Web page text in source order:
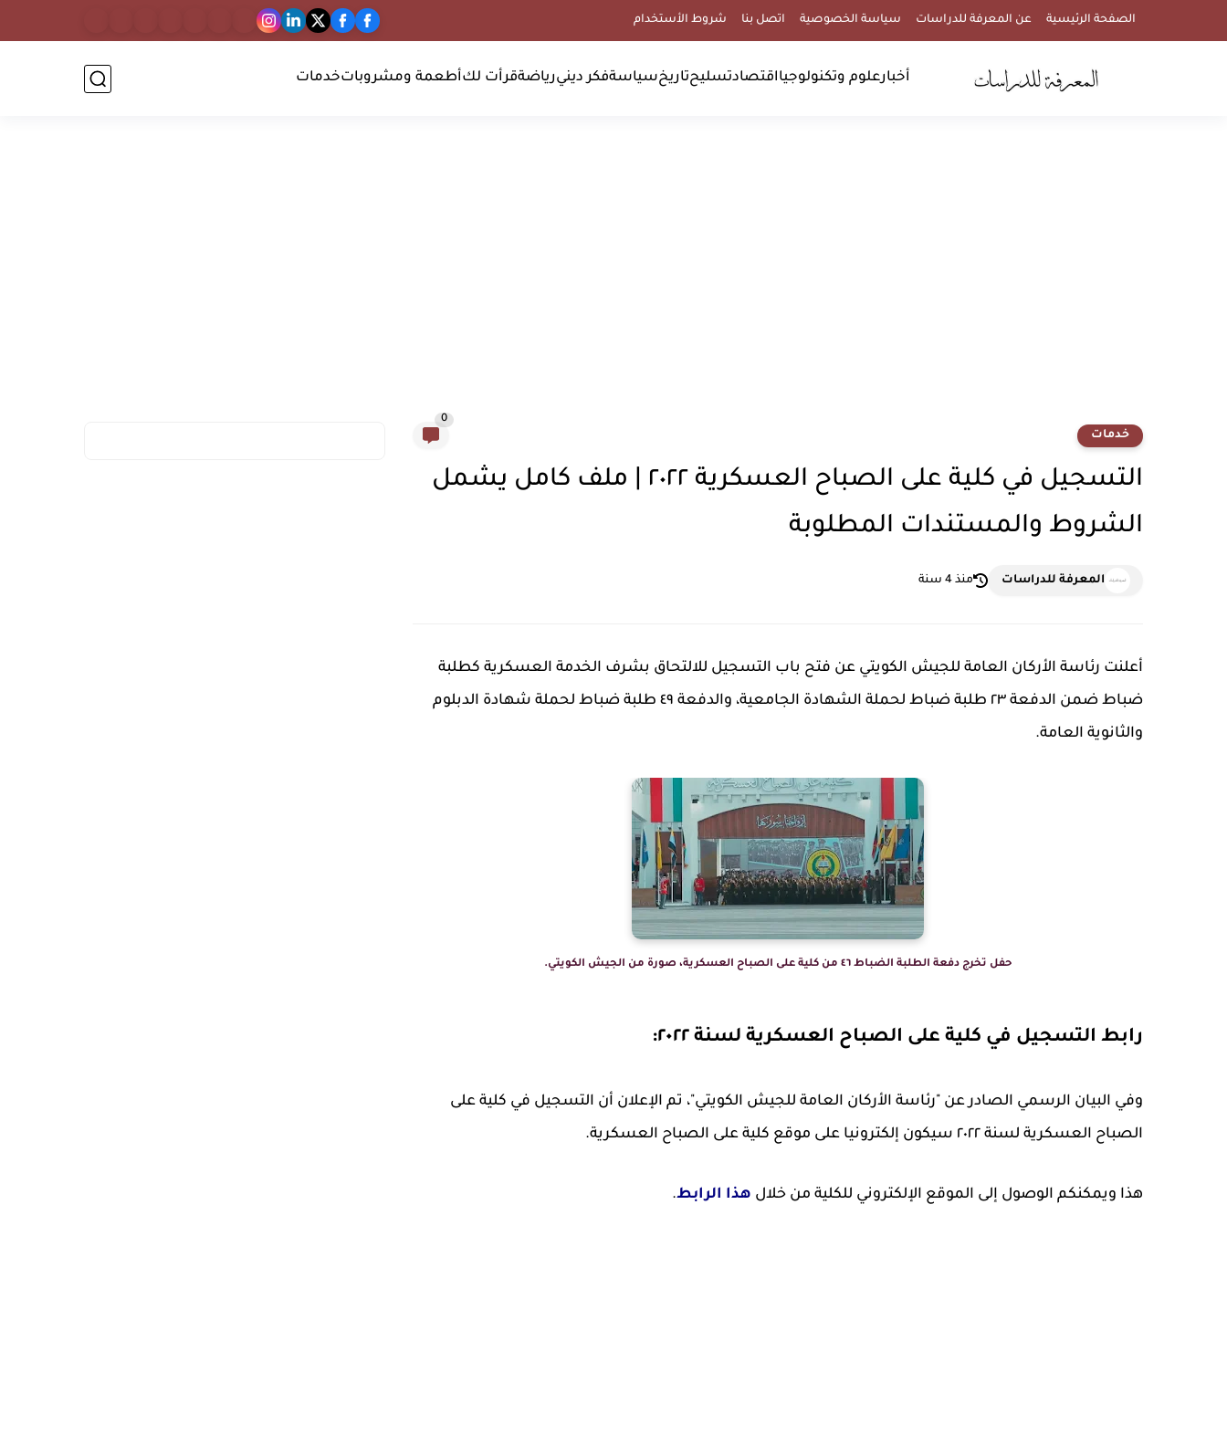
الصفحة الرئيسية عن المعرفة للدراسات سياسة الخصوصية اتصل بنا شروط الأستخدام
أخبارعلوم وتكنولوجيااقتصادتسليحتاريخسياسةفكر دينيرياضةقرأت لكأطعمة ومشروباتخدمات
خدمات
0
التسجيل في كلية على الصباح العسكرية ٢٠٢٢ | ملف كامل يشمل
الشروط والمستندات المطلوبة
المعرفة للدراسات منذ 4 سنة
أعلنت رئاسة الأركان العامة للجيش الكويتي عن فتح باب التسجيل للالتحاق بشرف الخدمة العسكرية كطلبة
ضباط ضمن الدفعة ٢٣ طلبة ضباط لحملة الشهادة الجامعية، والدفعة ٤٩ طلبة ضباط لحملة شهادة الدبلوم
والثانوية العامة.
حفل تخرج دفعة الطلبة الضباط ٤٦ من كلية على الصباح العسكرية، صورة من الجيش الكويتي.
رابط التسجيل في كلية على الصباح العسكرية لسنة ٢٠٢٢:
وفي البيان الرسمي الصادر عن "رئاسة الأركان العامة للجيش الكويتي"، تم الإعلان أن التسجيل في كلية على
الصباح العسكرية لسنة ٢٠٢٢ سيكون إلكترونيا على موقع كلية على الصباح العسكرية.
هذا ويمكنكم الوصول إلى الموقع الإلكتروني للكلية من خلال هذا الرابط.